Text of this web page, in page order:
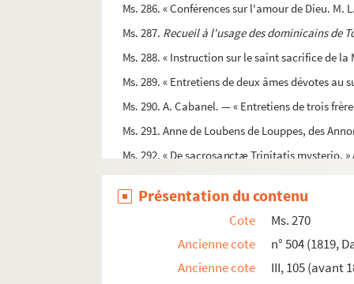
Ms. 286. « Conférences sur l'amour de Dieu. M.
Ms. 287. Recueil à l'usage des dominicains de
Ms. 288. « Instruction sur le saint sacrifice de la
Ms. 289. « Entretiens de deux âmes dévotes au
Ms. 290. A. Cabanel. — « Entretiens de trois
Ms. 291. Anne de Loubens de Louppes, des
Ms. 292. « De sacrosanctæ Trinitatis mysterio.
Ms. 293. Jacques Robbe, professeur en
Ms. 294-295. Danés, professeur en
Ms. 296-297. Anonyme,L'instruction des
Ms. 298. Le P. Jean Pichon, de la Compagnie
Ms. 299. Vilon (J.), prêtre. « Traité des
Présentation du contenu
Cote
Ms. 270
Ancienne cote
n° 504 (1819,
Ancienne cote
III, 105 (avant